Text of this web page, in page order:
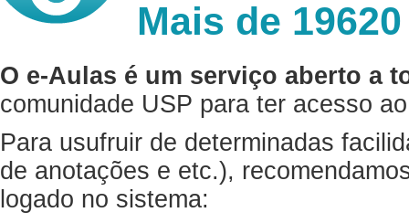
Mais de
O e-Aulas é um serviço aberto a
comunidade USP para ter acesso
Para usufruir de determinadas
de anotações e etc.),
logado no sistema: